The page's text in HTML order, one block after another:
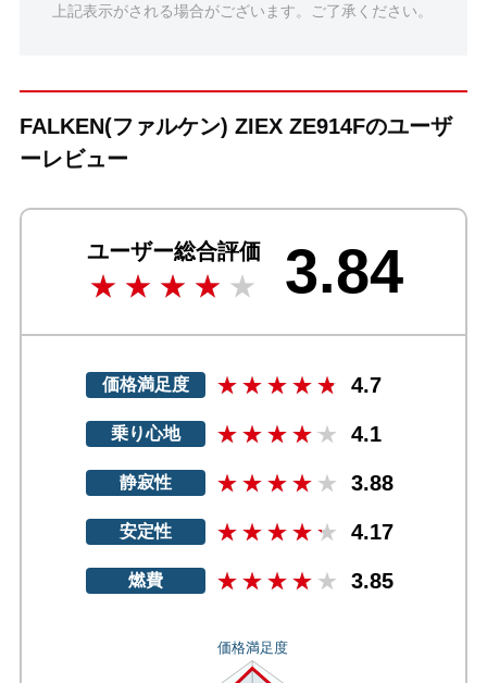
上記表示がされる場合がございます。ご了承ください。
FALKEN(ファルケン) ZIEX ZE914Fのユーザ
ーレビュー
ユーザー総合評価 3.84
価格満足度 4.7
乗り心地 4.1
静寂性 3.88
安定性 4.17
燃費 3.85